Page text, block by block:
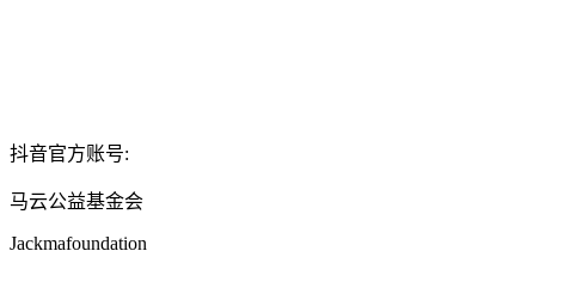
抖音官方账号:
马云公益基金会
Jackmafoundation